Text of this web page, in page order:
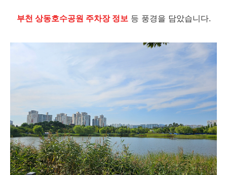
부천 상동호수공원 주차장 정보등 풍경을 담았습니다.